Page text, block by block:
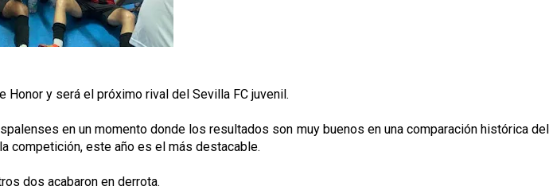
y será el próximo rival del Sevilla FC juvenil.
en un momento donde los resultados son muy buenos en una comparación histórica del
competición, este año es el más destacable.
dos acabaron en derrota.